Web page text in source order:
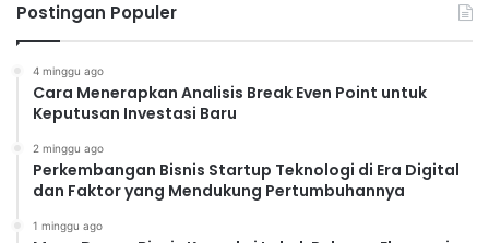
Postingan Populer
4 minggu ago
Cara Menerapkan Analisis Break Even Point untuk
Keputusan Investasi Baru
2 minggu ago
Perkembangan Bisnis Startup Teknologi di Era Digital
dan Faktor yang Mendukung Pertumbuhannya
1 minggu ago